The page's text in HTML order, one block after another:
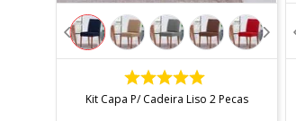
COMPRAR
Kit Capa P/ Cadeira Liso 2 Pecas